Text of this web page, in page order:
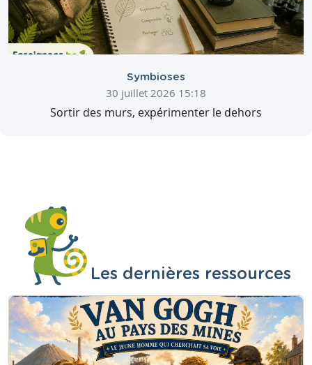
Symbioses
30 juillet 2026 15:18
Sortir des murs, expérimenter le dehors
Les dernières ressources